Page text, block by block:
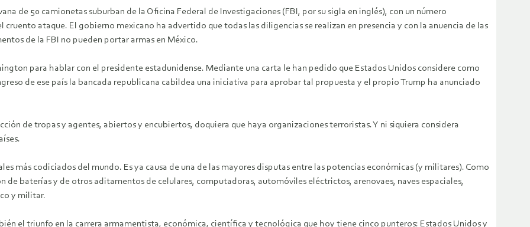
de 50 camionetas suburban de la Oficina Federal de Investigaciones (FBI, por su sigla en inglés), con un número
ataque. El gobierno mexicano ha advertido que todas las diligencias se realizan en presencia y con la anuencia de las
de la FBI no pueden portar armas en México.
para hablar con el presidente estadunidense. Mediante una carta le han pedido que Estados Unidos considere como
de ese país la bancada republicana cabildea una iniciativa para aprobar tal propuesta y el propio Trump ha anunciado
de tropas y agentes, abiertos y encubiertos, doquiera que haya organizaciones terroristas. Y ni siquiera considera
más codiciados del mundo. Es ya causa de una de las mayores disputas entre las potencias económicas (y militares). Como
baterías y de otros aditamentos de celulares, computadoras, automóviles eléctrictos, arenovaes, naves espaciales,
y militar.
el triunfo en la carrera armamentista, económica, científica y tecnológica que hoy tiene cinco punteros: Estados Unidos y